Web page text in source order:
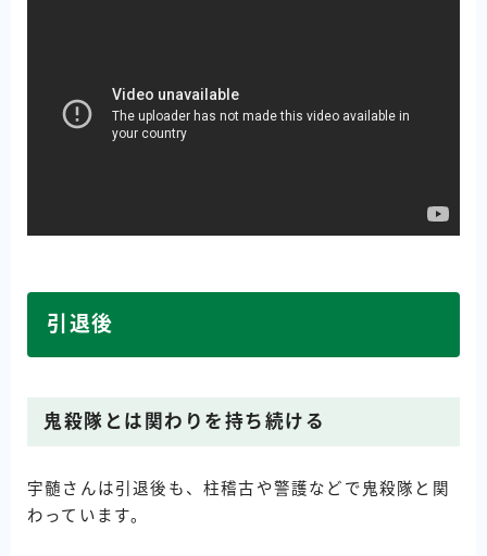
引退後
鬼殺隊とは関わりを持ち続ける
宇髄さんは引退後も、柱稽古や警護などで鬼殺隊と関
わっています。